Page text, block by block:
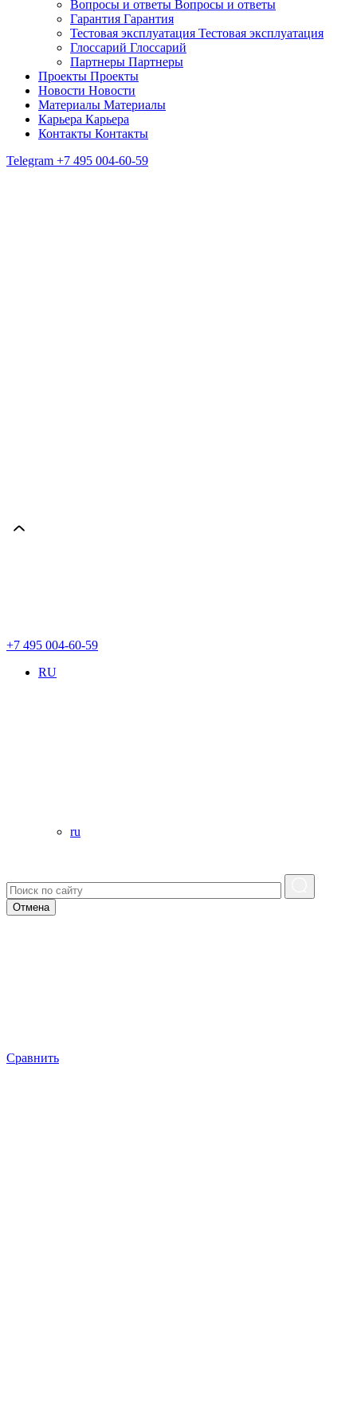
Вопросы и ответы Вопросы и ответы
Гарантия Гарантия
Тестовая эксплуатация Тестовая эксплуатация
Глоссарий Глоссарий
Партнеры Партнеры
Проекты Проекты
Новости Новости
Материалы Материалы
Карьера Карьера
Контакты Контакты
Telegram +7 495 004-60-59
+7 495 004-60-59
RU
ru
Отмена
Сравнить